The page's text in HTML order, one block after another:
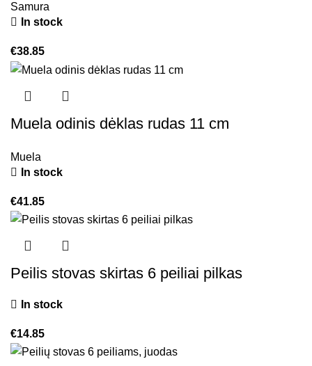
Samura
In stock
€38.85
Muela odinis dėklas rudas 11 cm
Muela
In stock
€41.85
Peilis stovas skirtas 6 peiliai pilkas
In stock
€14.85